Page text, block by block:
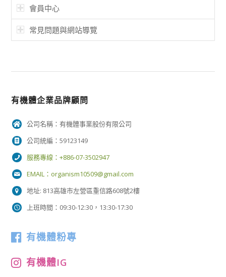
會員中心
常見問題與網站導覽
有機體企業品牌顧問
公司名稱：有機體事業股份有限公司
公司統編：59123149
服務專線：+886-07-3502947
EMAIL： organism10509@gmail.com
地址: 813高雄市左營區重信路608號2樓
上班時間：09:30-12:30，13:30-17:30
有機體粉專
有機體IG